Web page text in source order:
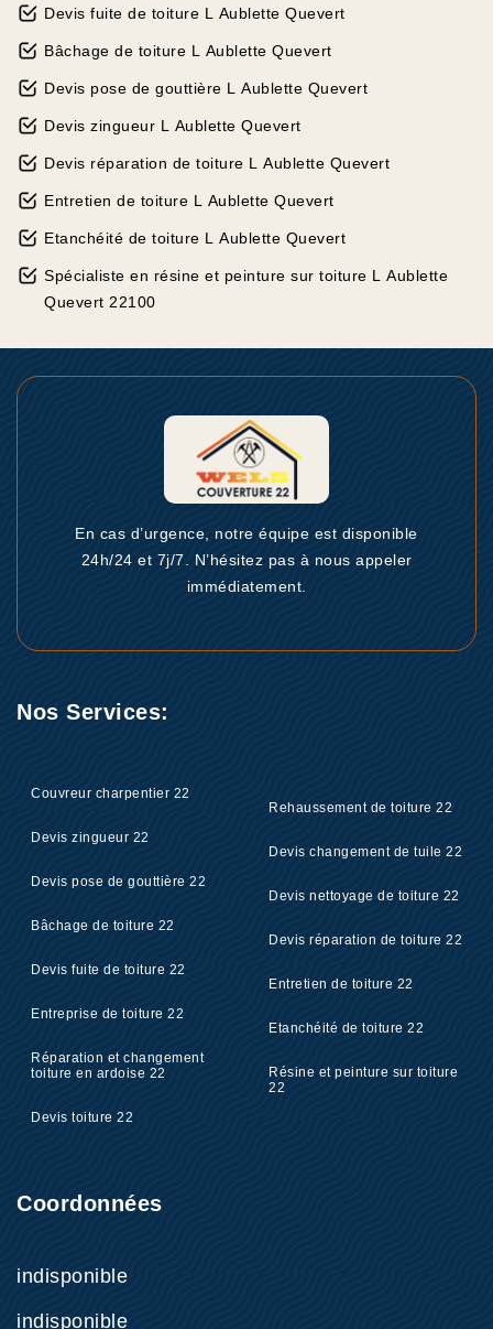
Devis fuite de toiture L Aublette Quevert
Bâchage de toiture L Aublette Quevert
Devis pose de gouttière L Aublette Quevert
Devis zingueur L Aublette Quevert
Devis réparation de toiture L Aublette Quevert
Entretien de toiture L Aublette Quevert
Etanchéité de toiture L Aublette Quevert
Spécialiste en résine et peinture sur toiture L Aublette
Quevert 22100
En cas d’urgence, notre équipe est disponible
24h/24 et 7j/7. N’hésitez pas à nous appeler
immédiatement.
Nos Services:
Couvreur charpentier 22
Devis zingueur 22
Devis pose de gouttière 22
Bâchage de toiture 22
Devis fuite de toiture 22
Entreprise de toiture 22
Réparation et changement
toiture en ardoise 22
Devis toiture 22
Rehaussement de toiture 22
Devis changement de tuile 22
Devis nettoyage de toiture 22
Devis réparation de toiture 22
Entretien de toiture 22
Etanchéité de toiture 22
Résine et peinture sur toiture
22
Coordonnées
indisponible
indisponible